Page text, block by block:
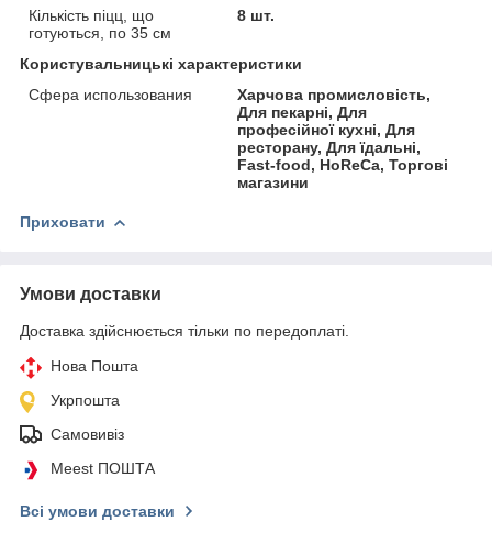
Кількість піцц, що
готуються, по 35 см
8 шт.
Користувальницькі характеристики
Сфера использования
Харчова промисловість,
Для пекарні, Для
професійної кухні, Для
ресторану, Для їдальні,
Fast-food, HoReCa, Торгові
магазини
Приховати
Умови доставки
Доставка здійснюється тільки по передоплаті.
Нова Пошта
Укрпошта
Самовивіз
Meest ПОШТА
Всі умови доставки